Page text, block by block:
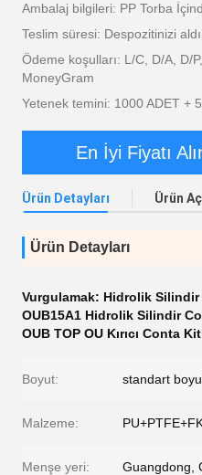
Ambalaj bilgileri: PP Torba
Teslim süresi: Despozitinizi
Ödeme koşulları: L/C, D/A, D/
MoneyGram
Yetenek temini: 1000 ADET +
En İyi Fiyatı
Ürün Detayları Ürün
Ürün Detayları
Vurgulamak: Hidrolik Silindir
OUB15A1 Hidrolik Silindir
OUB TOP OU Kırıcı Conta
Boyut: standart
Malzeme:
Menşe yeri: Guangdong,